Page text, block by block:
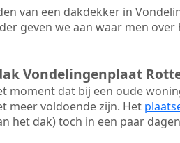
van een dakdekker in
geven we aan waar men
Vondelingenplaat
moment dat bij een oude
meer voldoende zijn. Het
het dak) toch in een paar